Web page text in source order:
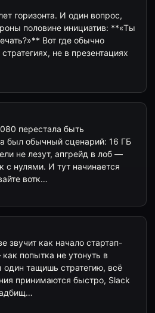
горизонта. И один вопрос,
половине инициатив: **«Ты
Вот где обычно
не в презентациях
перестала быть
был обычный сценарий: 16 ГБ
не лезут, апгрейд в лоб —
с нулями. И тут начинается
вотк…
звучит как начало стартап-
попытка не утонуть в
один тащишь стратегию, всё
принимаются быстро, Slack